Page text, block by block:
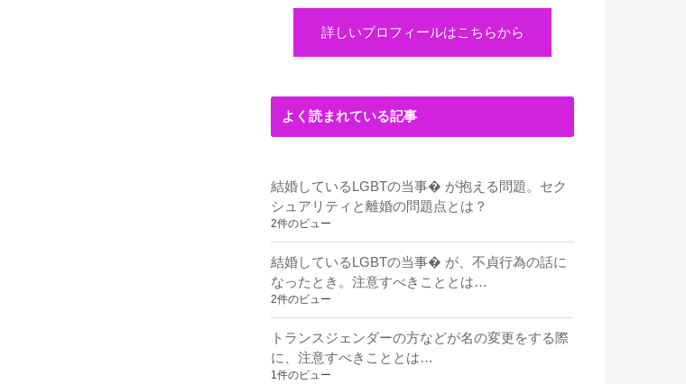
詳しいプロフィールはこちらから
よく読まれている記事
結婚しているLGBTの当事� が抱える問題。セク
シュアリティと離婚の問題点とは？
2件のビュー
結婚しているLGBTの当事� が、不貞行為の話に
なったとき。注意すべきこととは…
2件のビュー
トランスジェンダーの方などが名の変更をする際
に、注意すべきこととは…
1件のビュー